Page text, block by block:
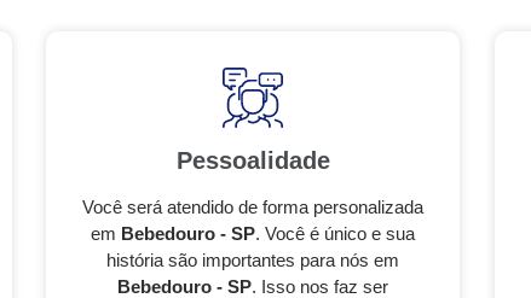
Pessoalidade
Você será atendido de forma personalizada
em Bebedouro - SP. Você é único e sua
história são importantes para nós em
Bebedouro - SP. Isso nos faz ser